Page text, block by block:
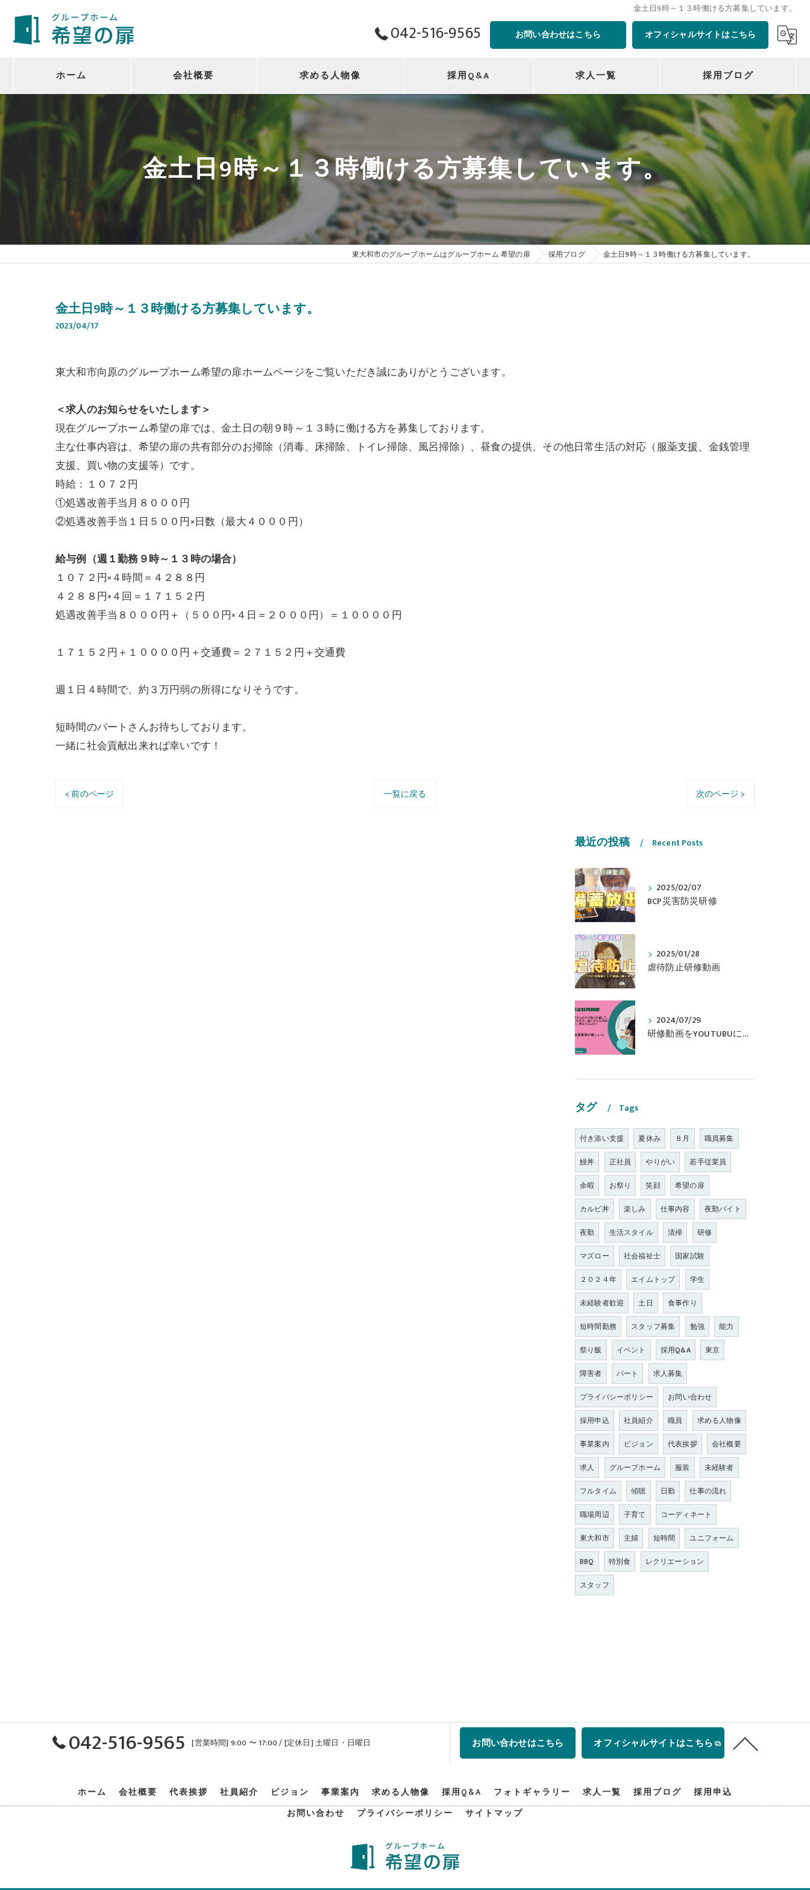
金土日9時～１３時働ける方募集しています。
042-516-9565 お問い合わせはこちら オフィシャルサイトはこちら
ホーム 会社概要
社員紹介
ビジョン
事業案内
求める人物像 採用Q&A 求人一覧 採用ブログ
金土日9時～１３時働ける方募集しています。
東大和市のグループホームはグループホーム 希望の扉 採用ブログ 金土日9時～１３時働ける方募集しています。
金土日9時～１３時働ける方募集しています。
2023/04/17
東大和市向原のグループホーム希望の扉ホームページをご覧いただき誠にありがとうございます。
＜求人のお知らせをいたします＞
現在グループホーム希望の扉では、金土日の朝９時～１３時に働ける方を募集しております。
主な仕事内容は、希望の扉の共有部分のお掃除（消毒、床掃除、トイレ掃除、風呂掃除）、昼食の提供、その他日常生活の対応（服薬支援、金銭管理
支援、買い物の支援等）です。
時給：１０７２円
①処遇改善手当月８０００円
②処遇改善手当１日５００円×日数（最大４０００円）
給与例（週１勤務９時～１３時の場合）
１０７２円×４時間＝４２８８円
４２８８円×４回＝１７１５２円
処遇改善手当８０００円＋（５００円×４日＝２０００円）＝１００００円
１７１５２円＋１００００円＋交通費＝２７１５２円＋交通費
週１日４時間で、約３万円弱の所得になりそうです。
短時間のパートさんお待ちしております。
一緒に社会貢献出来れば幸いです！
< 前のページ 一覧に戻る 次のページ >
最近の投稿 Recent Posts
2025/02/07
BCP災害防災研修
2025/01/28
虐待防止研修動画
2024/07/29
研修動画をYOUTUBUに追加しました！
タグ Tags
付き添い支援 夏休み ８月
職員募集
鰻丼
正社員 やりがい
若手従業員
余暇
お祭り 笑顔
希望の扉
カルビ丼
楽しみ 仕事内容
夜勤バイト
夜勤
生活スタイル 清掃
研修
マズロー
社会福祉士
国家試験
２０２４年
エイムトップ
学生
未経験者歓迎
土日
食事作り
短時間勤務
スタッフ募集 勉強
能力
祭り飯
イベント 採用Q&A
東京
障害者
パート
求人募集
プライバシーポリシー
お問い合わせ
採用申込
社員紹介 職員
求める人物像
事業案内
ビジョン 代表挨拶
会社概要
求人
グループホーム 服装
未経験者
フルタイム
傾聴 日勤
仕事の流れ
職場周辺
子育て
コーディネート
東大和市
主婦 短時間
ユニフォーム
BBQ
特別食
レクリエーション
スタッフ
042-516-9565 [営業時間] 9:00 〜 17:00 / [定休日] 土曜日・日曜日 お問い合わせはこちら オフィシャルサイトはこちら
ホーム 会社概要 代表挨拶 社員紹介 ビジョン 事業案内 求める人物像 採用Q&A フォトギャラリー 求人一覧 採用ブログ
採用申込
お問い合わせ
プライバシーポリシー サイトマップ